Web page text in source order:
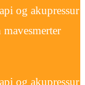
og akupressur
og akupressur